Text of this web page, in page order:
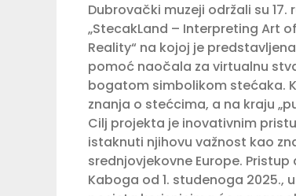
Dubrovački muzeji održali su
„StecakLand – Interpreting Art
Reality“ na kojoj je
pomoć naočala za virtualnu
bogatom simbolikom stećaka.
znanja o stećcima, a na kraju
Cilj projekta je inovativnim
istaknuti njihovu važnost kao
srednjovjekovne Europe.
Kaboga od 1. studenoga 2025.,